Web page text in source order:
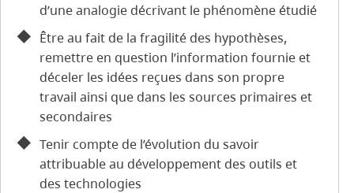
d’une analogie décrivant le phénomène étudié
Être au fait de la fragilité des hypothèses,
remettre en question l’information fournie et
déceler les idées reçues dans son propre
travail ainsi que dans les sources primaires et
secondaires
Tenir compte de l’évolution du savoir
attribuable au développement des outils et
des technologies